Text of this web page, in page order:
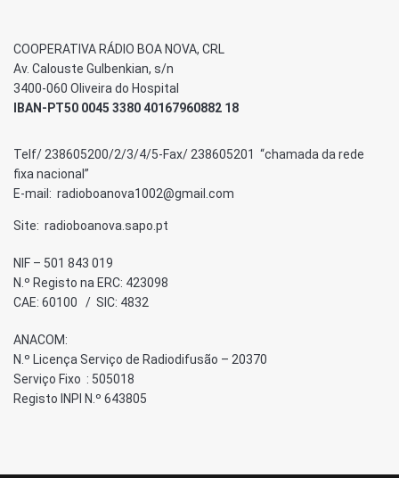
COOPERATIVA RÁDIO BOA NOVA, CRL
Av. Calouste Gulbenkian, s/n
3400-060 Oliveira do Hospital
IBAN-PT50 0045 3380 40167960882 18
Telf/ 238605200/2/3/4/5-Fax/ 238605201 “chamada da rede
fixa nacional”
E-mail: radioboanova1002@gmail.com
Site: radioboanova.sapo.pt
NIF – 501 843 019
N.º Registo na ERC: 423098
CAE: 60100 / SIC: 4832
ANACOM:
N.º Licença Serviço de Radiodifusão – 20370
Serviço Fixo : 505018
Registo INPI N.º 643805